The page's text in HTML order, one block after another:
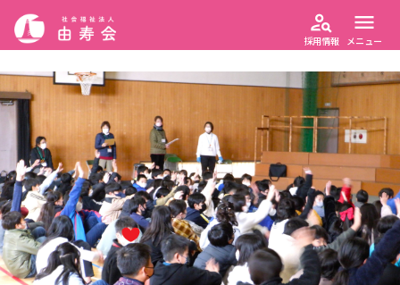
person_search
採用情報
menu
メニュー